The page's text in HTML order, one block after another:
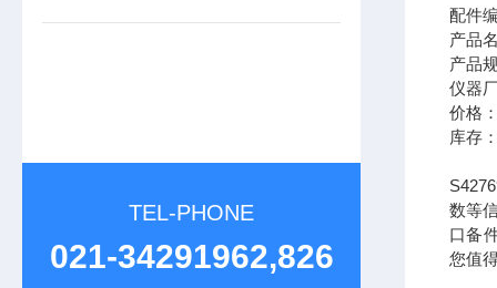
TEL-PHONE
021-34291962,826
配件
产品
产品
仪器
价格
库存
数等
口备
您值